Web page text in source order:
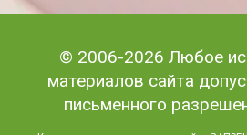
© 2006-2026 Любое
материалов сайта
письменного